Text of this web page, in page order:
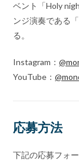
ベント「Holy
ンジ演奏である
る。
Instagram：
YouTube：
応募方法
下記の応募フォ